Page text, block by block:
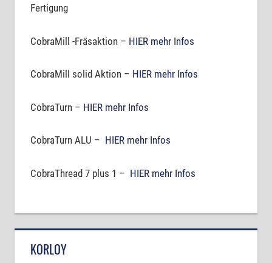
Fertigung
CobraMill -Fräsaktion – HIER mehr Infos
CobraMill solid Aktion – HIER mehr Infos
CobraTurn – HIER mehr Infos
CobraTurn ALU – HIER mehr Infos
CobraThread 7 plus 1 – HIER mehr Infos
KORLOY